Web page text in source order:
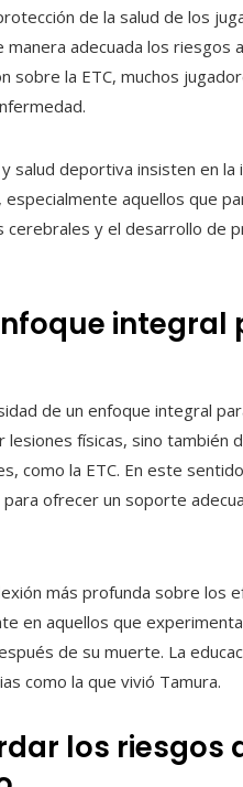
de la salud de los
adecuada los riesgos
sobre la ETC, muchos
salud deportiva insisten en
aquellos que
cerebrales y el desarrollo de
integral
de un enfoque integral
físicas, sino también
como la ETC. En este
ofrecer un soporte
más profunda sobre los
en aquellos que
de su muerte. La
como la que vivió Tamura.
los riesgos